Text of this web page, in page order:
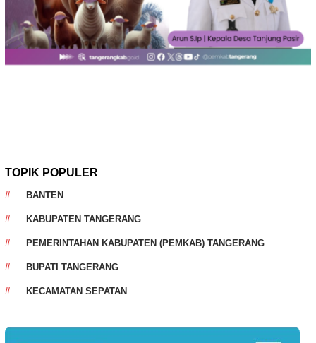
TOPIK POPULER
BANTEN
KABUPATEN TANGERANG
PEMERINTAHAN KABUPATEN (PEMKAB) TANGERANG
BUPATI TANGERANG
KECAMATAN SEPATAN